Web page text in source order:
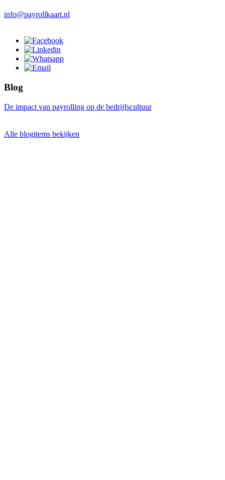
info@payrollkaart.nl
Blog
De impact van payrolling op de bedrijfscultuur
Alle blogitems bekijken